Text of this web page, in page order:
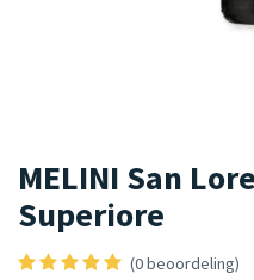
MELINI San
Superiore
(0 beoordeling)